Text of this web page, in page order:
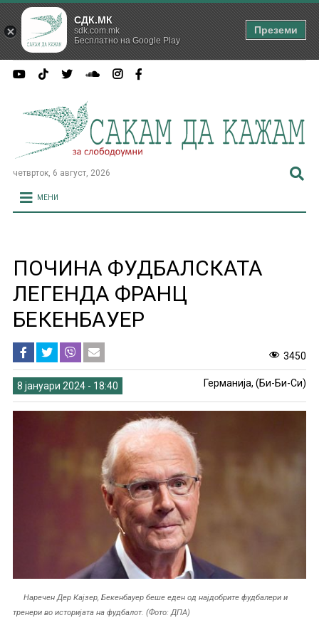
четврток, 6 август, 2026
МЕНИ
ПОЧИНА ФУДБАЛСКАТА
ЛЕГЕНДА ФРАНЦ
БЕКЕНБАУЕР
3450
8 јануари 2024 - 18:40 Германија, (Би-Би-Си)
Наречен Дер Кајзер, Бекенбауер беше еден од најдобрите фудбалери и
тренери во историјата на фудбалот. (Фото: ДПА)
СДК.МК
sdk.com.mk
Бесплатно на Google Play
Преземи